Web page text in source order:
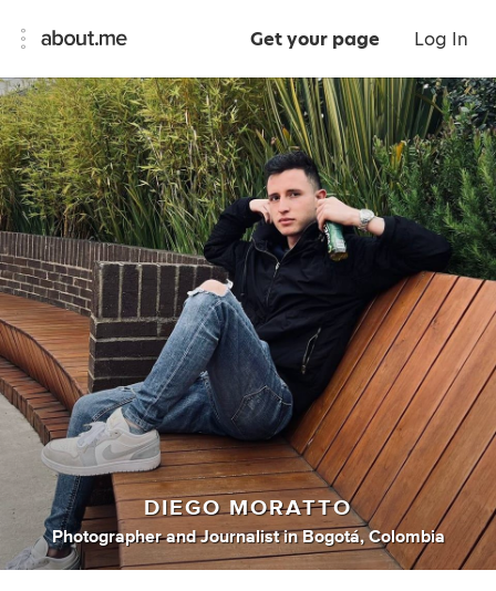
Get your page Log In
DIEGO MORATTO
Photographer andJournalist inBogotá, Colombia